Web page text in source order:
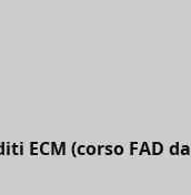
ECM (corso FAD da